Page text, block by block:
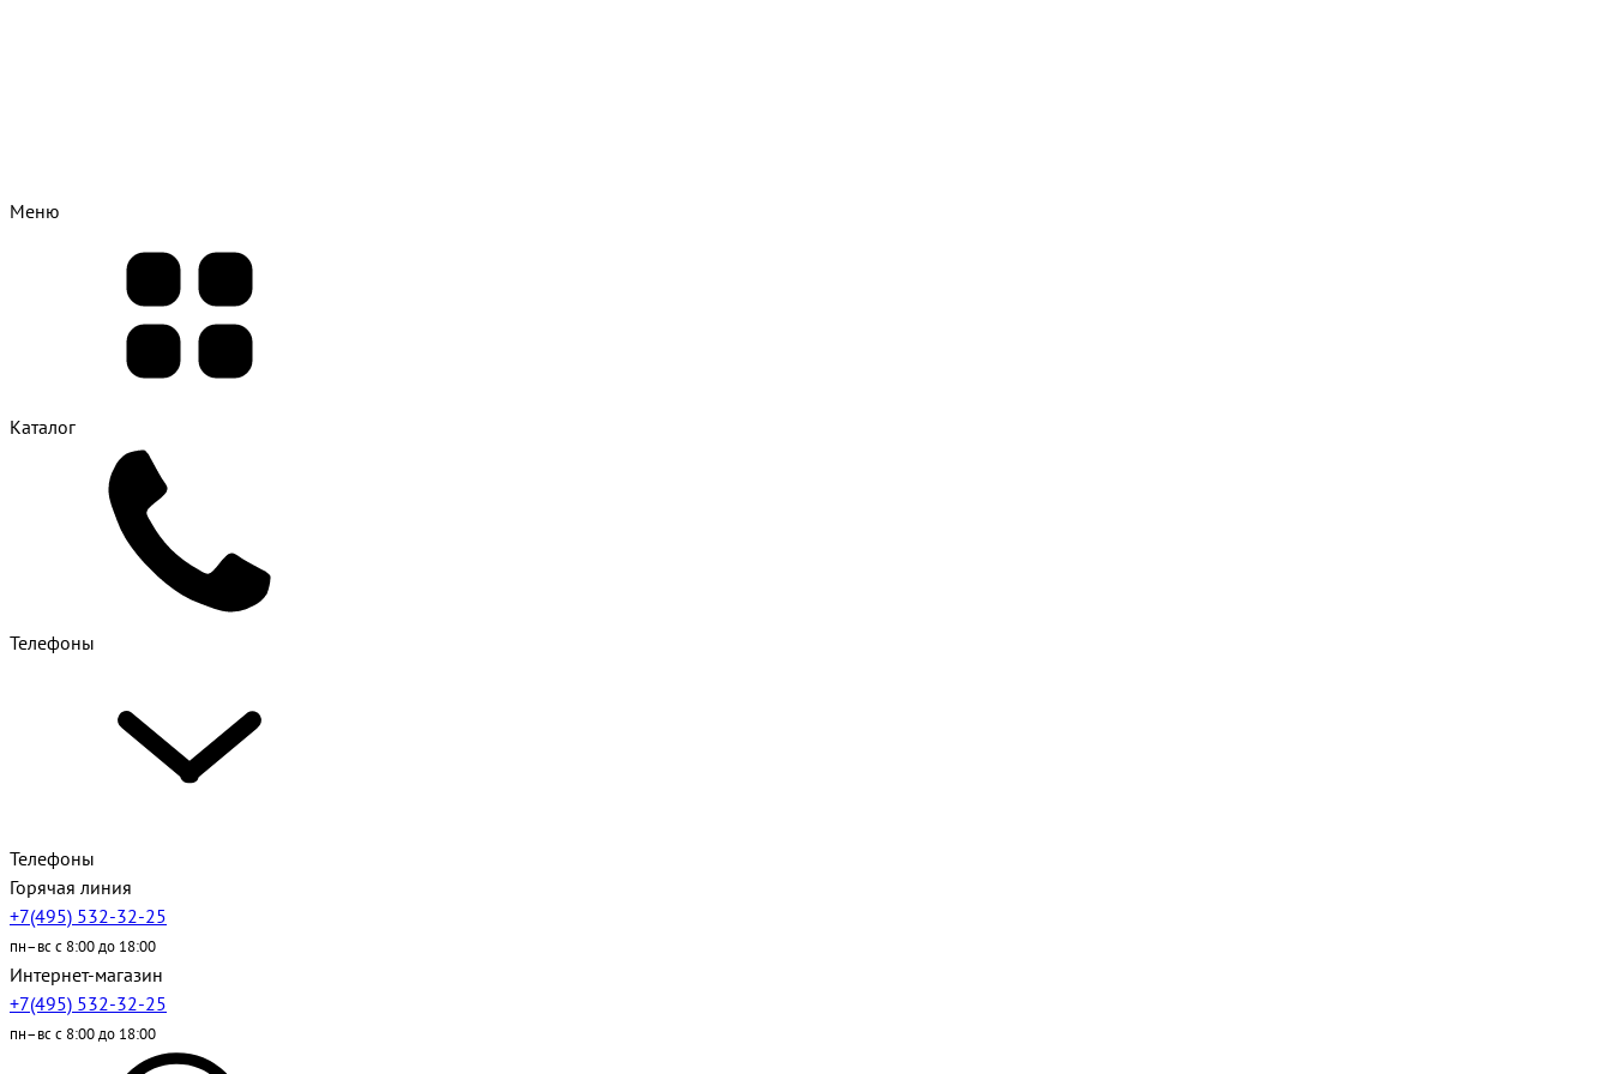
Меню
Каталог
Телефоны
Телефоны
Горячая линия
+7(495) 532-32-25
пн–вс с 8:00 до 18:00
Интернет-магазин
+7(495) 532-32-25
пн–вс с 8:00 до 18:00